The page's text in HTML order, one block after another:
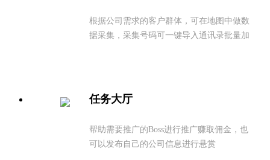
根据公司需求的客户群体，可在地图中做数
据采集，采集号码可⼀键导入通讯录批量加
任务大厅
帮助需要推广的Boss进行推广赚取佣⾦，也
可以发布⾃⼰的公司信息进行悬赏